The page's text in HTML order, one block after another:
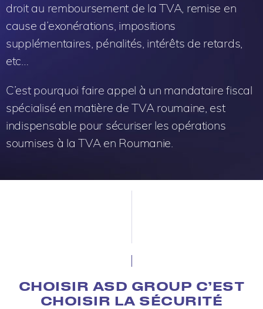
droit au remboursement de la TVA, remise en
cause d’exonérations, impositions
supplémentaires, pénalités, intérêts de retards,
etc…
C’est pourquoi faire appel à un mandataire fiscal
spécialisé en matière de TVA roumaine, est
indispensable pour sécuriser les opérations
soumises à la TVA en Roumanie.
CHOISIR ASD GROUP C’EST
CHOISIR LA SÉCURITÉ